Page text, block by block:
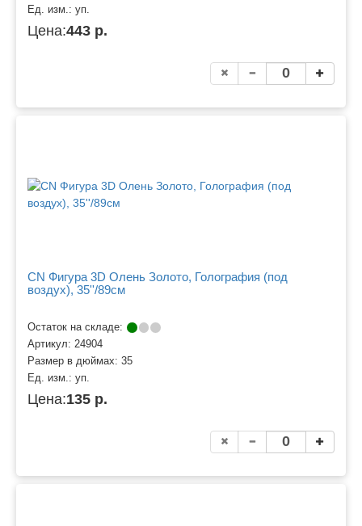
Ед. изм.: уп.
Цена:443 р.
CN Фигура 3D Олень Золото, Голография (под
воздух), 35''/89см
Остаток на складе:
Артикул: 24904
Размер в дюймах: 35
Ед. изм.: уп.
Цена:135 р.